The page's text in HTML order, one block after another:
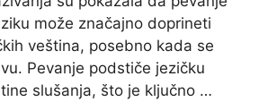
može značajno doprineti
veština, posebno kada se
Pevanje podstiče jezičku
slušanja, što je ključno …